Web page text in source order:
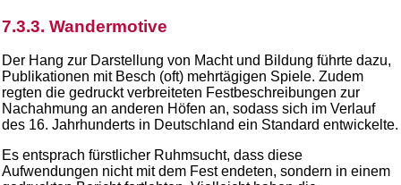
7.3.3. Wandermotive
Der Hang zur Darstellung von Macht und Bildung führte dazu,
Publikationen mit Besch (oft) mehrtägigen Spiele. Zudem
regten die gedruckt verbreiteten Festbeschreibungen zur
Nachahmung an anderen Höfen an, sodass sich im Verlauf
des 16. Jahrhunderts in Deutschland ein Standard entwickelte.
Es entsprach fürstlicher Ruhmsucht, dass diese
Aufwendungen nicht mit dem Fest endeten, sondern in einem